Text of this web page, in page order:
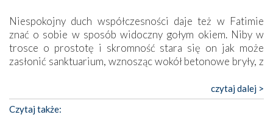
Niespokojny duch współczesności daje też w Fatimie
znać o sobie w sposób widoczny gołym okiem. Niby w
trosce o prostotę i skromność stara się on jak może
zasłonić sanktuarium, wznosząc wokół betonowe bryły, z
katolickiego kultu. Tylko co wspólnego z żywą,
autentyczną wiarą mogą mieć płaskie, szare bunkry albo
kaplice, w których Tabernakulum przypomina bardziej
czytaj dalej >
Czytaj także: